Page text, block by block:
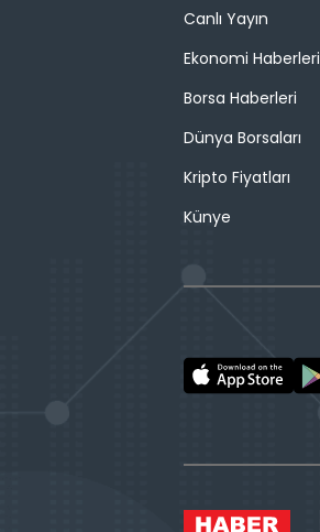
Canlı Yayın
Ekonomi Haberleri
Borsa Haberleri
Dünya Borsaları
Kripto Fiyatları
Künye